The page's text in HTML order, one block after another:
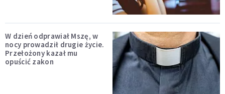
W dzień odprawiał Mszę, w
nocy prowadził drugie życie.
Przełożony kazał mu
opuścić zakon